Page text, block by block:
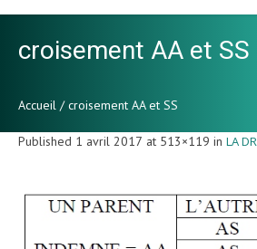
croisement AA et SS
Accueil /croisement AA et SS
Published 1 avril 2017 at 513×119 in LA